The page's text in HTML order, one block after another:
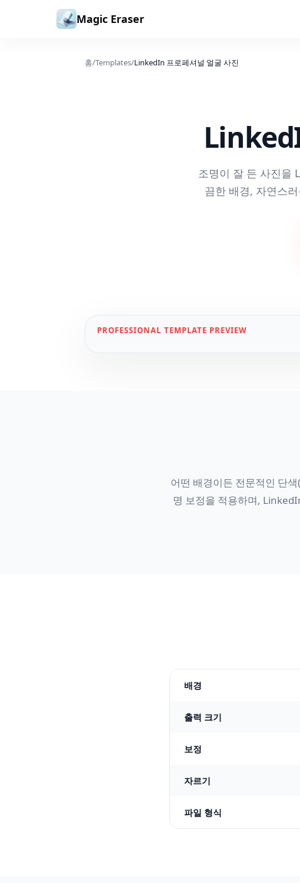
본문으로 건너뛰기
Magic Eraser
홈/Templates/LinkedIn 프로페셔널 얼굴 사진
조명이 잘 든 사진을
끔한 배경, 자연스
PROFESSIONAL TEMPLATE PREVIEW
어떤 배경이든 전문적인 단
명 보정을 적용하며,
배경
출력 크기
보정
자르기
파일 형식